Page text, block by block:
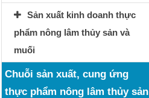
Sản xuất kinh doanh thực
phẩm nông lâm thủy sản và
muối
Chuỗi sản xuất, cung ứng
thực phẩm nông lâm thủy sản